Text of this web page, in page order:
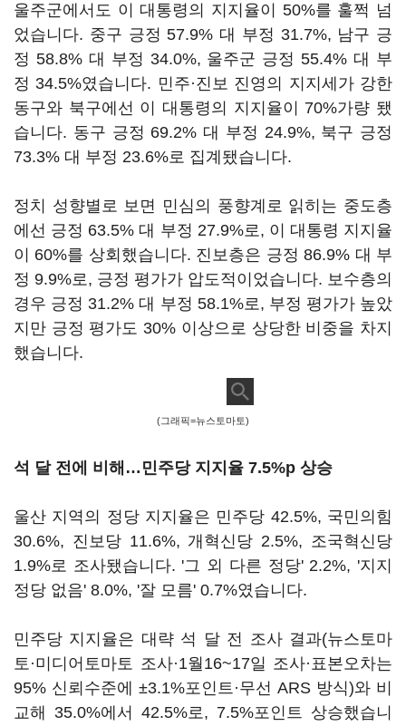
울주군에서도 이 대통령의 지지율이 50%를 훌쩍 넘
었습니다. 중구 긍정 57.9% 대 부정 31.7%, 남구 긍
정 58.8% 대 부정 34.0%, 울주군 긍정 55.4% 대 부
정 34.5%였습니다. 민주·진보 진영의 지지세가 강한
동구와 북구에선 이 대통령의 지지율이 70%가량 됐
습니다. 동구 긍정 69.2% 대 부정 24.9%, 북구 긍정
73.3% 대 부정 23.6%로 집계됐습니다.
정치 성향별로 보면 민심의 풍향계로 읽히는 중도층
에선 긍정 63.5% 대 부정 27.9%로, 이 대통령 지지율
이 60%를 상회했습니다. 진보층은 긍정 86.9% 대 부
정 9.9%로, 긍정 평가가 압도적이었습니다. 보수층의
경우 긍정 31.2% 대 부정 58.1%로, 부정 평가가 높았
지만 긍정 평가도 30% 이상으로 상당한 비중을 차지
했습니다.
(그래픽=뉴스토마토)
석 달 전에 비해…민주당 지지율 7.5%p 상승
울산 지역의 정당 지지율은 민주당 42.5%, 국민의힘
30.6%, 진보당 11.6%, 개혁신당 2.5%, 조국혁신당
1.9%로 조사됐습니다. '그 외 다른 정당' 2.2%, '지지
정당 없음' 8.0%, '잘 모름' 0.7%였습니다.
민주당 지지율은 대략 석 달 전 조사 결과(뉴스토마
토·미디어토마토 조사·1월16~17일 조사·표본오차는
95% 신뢰수준에 ±3.1%포인트·무선 ARS 방식)와 비
교해 35.0%에서 42.5%로, 7.5%포인트 상승했습니